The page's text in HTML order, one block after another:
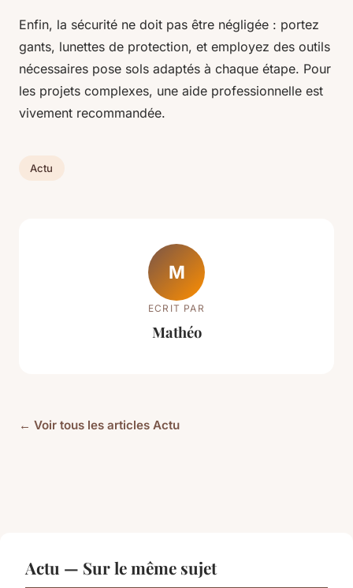
Enfin, la sécurité ne doit pas être négligée : portez
gants, lunettes de protection, et employez des outils
nécessaires pose sols adaptés à chaque étape. Pour
les projets complexes, une aide professionnelle est
vivement recommandée.
Actu
M
ECRIT PAR
Mathéo
← Voir tous les articles Actu
Actu — Sur le même sujet